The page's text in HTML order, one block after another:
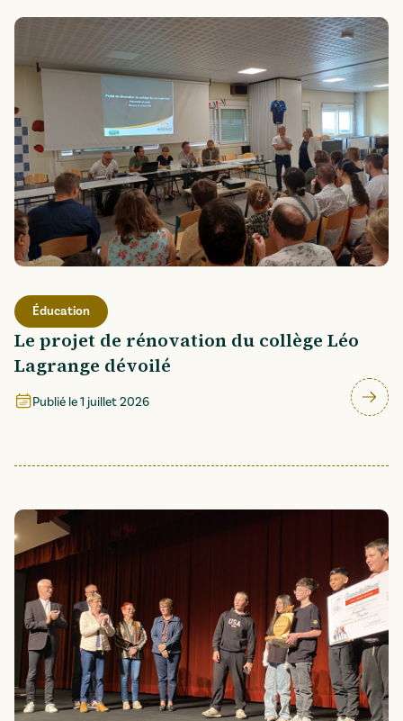
Éducation
Le projet de rénovation du collège Léo
Lagrange dévoilé
Publié le1 juillet 2026